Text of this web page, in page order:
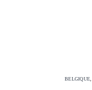
BELGIQUE